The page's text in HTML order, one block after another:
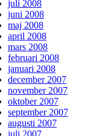
juli 2008
juni 2008
maj 2008
april 2008
mars 2008
februari 2008
januari 2008
december 2007
november 2007
oktober 2007
september 2007
augusti 2007
juli 2007